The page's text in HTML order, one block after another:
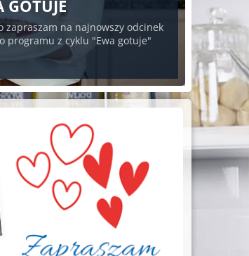
GOTUJE
zapraszam na najnowszy odcinek
programu z cyklu "Ewa gotuje"